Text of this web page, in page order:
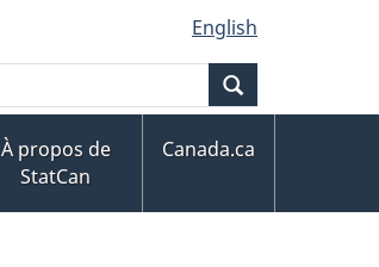
English
À propos de
StatCan
Canada.ca